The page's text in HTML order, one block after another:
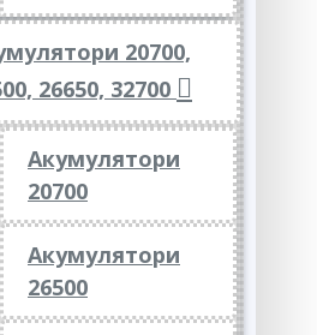
20700,
26650, 32700
Акумулятори
20700
Акумулятори
26500